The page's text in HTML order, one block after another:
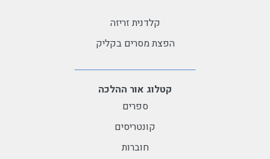
קלדנית זריזה
הפצת מסרים בקליק
קטלוג אור ההלכה
ספרים
קונטריסים
חוברות